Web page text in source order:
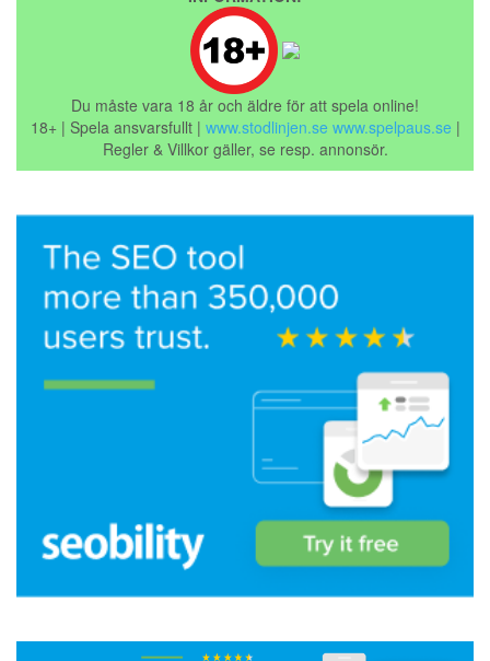
Du måste vara 18 år och äldre för att spela online!
18+ | Spela ansvarsfullt | www.stodlinjen.se www.spelpaus.se |
Regler & Villkor gäller, se resp. annonsör.